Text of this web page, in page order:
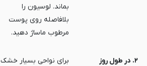
بماند. لوسیون را
بلافاصله روی پوست
مرطوب ماساژ دهید.
۲. در طول روز
برای نواحی بسیار خشک